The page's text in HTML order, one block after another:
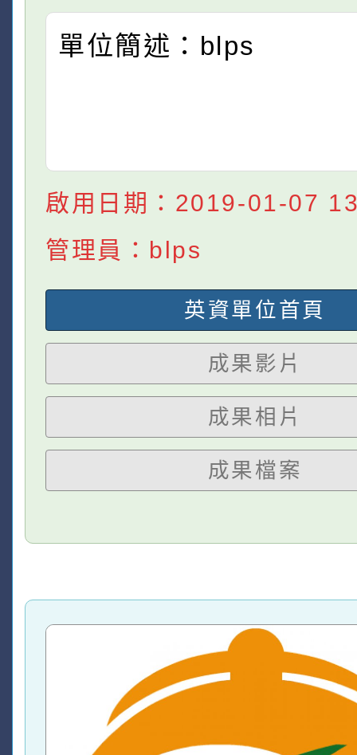
單位簡述：blps
啟用日期：2019-01-07
管理員：blps
英資單位首頁
成果影片
成果相片
成果檔案